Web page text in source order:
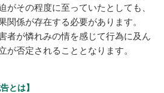
がその程度に至っていたとしても、
関係が存在する必要があります。
者が憐れみの情を感じて行為に及ん
が否定されることとなります。
とは】